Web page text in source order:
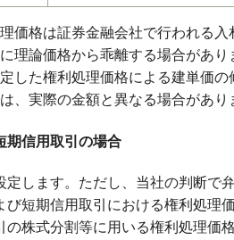
価格は証券金融会社で行われる
理論価格から乖離する場合があり
した権利処理価格による建単価
、実際の金額と異なる場合があ
期信用取引の場合
定します。ただし、当社の判断で
び短期信用取引における権利処理
の株式分割等に用いる権利処理価